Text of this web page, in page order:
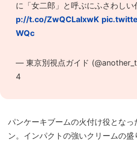
に「女二郎」と呼ぶにふさわしい
p://t.co/ZwQCLalxwK
WQc
— 東京別視点ガイド
4
パンケーキブームの火付け役となっ
ン。インパクトの強いクリームの